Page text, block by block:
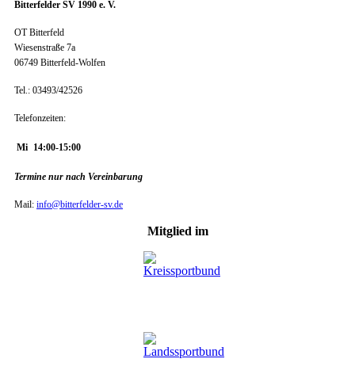
Bitterfelder SV 1990 e. V.
OT Bitterfeld
Wiesenstraße 7a
06749 Bitterfeld-Wolfen
Tel.: 03493/42526
Telefonzeiten:
Mi 14:00-15:00
Termine nur nach Vereinbarung
Mail: info@bitterfelder-sv.de
Mitglied im